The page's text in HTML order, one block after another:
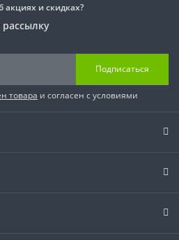
акциях и скидках?
Подписаться
товара и согласен с условиями